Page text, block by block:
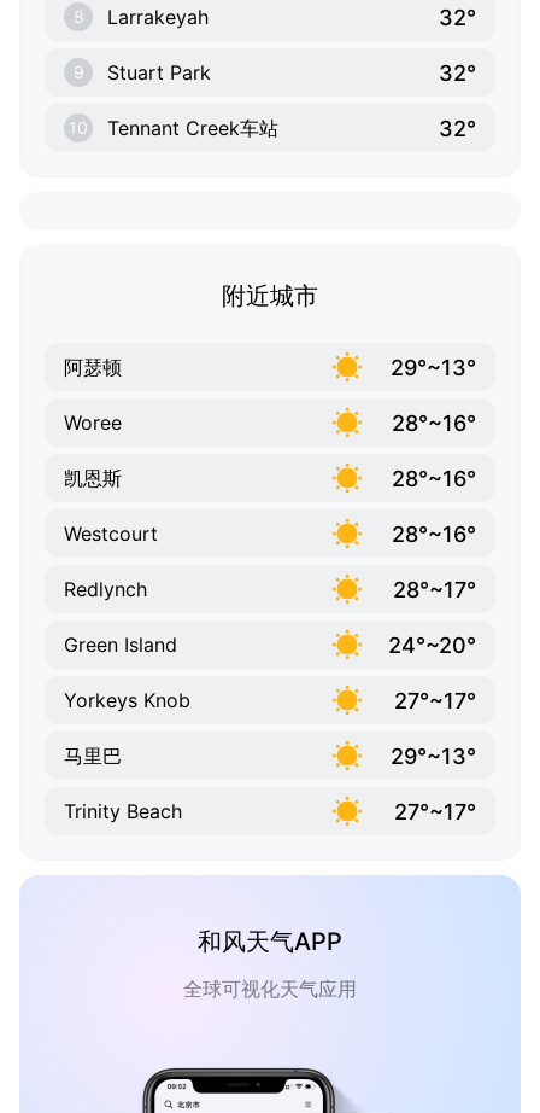
8 Larrakeyah 32°
9 Stuart Park 32°
10 Tennant Creek车站 32°
附近城市
阿瑟顿 29°~13°
Woree 28°~16°
凯恩斯 28°~16°
Westcourt 28°~16°
Redlynch 28°~17°
Green Island 24°~20°
Yorkeys Knob 27°~17°
马里巴 29°~13°
Trinity Beach 27°~17°
和风天气APP
全球可视化天气应用